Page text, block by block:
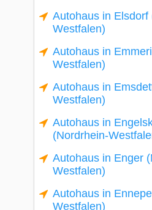
Autohaus in Elsdorf
Westfalen)
Autohaus in
Westfalen)
Autohaus in
Westfalen)
Autohaus in
(Nordrhein-
Autohaus in Enger
Westfalen)
Autohaus in
Westfalen)